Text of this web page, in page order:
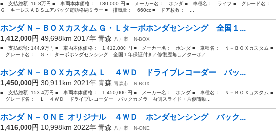
■ 支払総額: 16.8万円 ■ 車両本体価格： 130,000 円 ■ メーカー名： ホンダ ■ 車種名： ライフ ■ グレード名：
Ｇ キーレスＡＢＳエアバッグ電動格納ミラー ■ 排気量： 660cc ■ ドア枚数： ...
ホンダ Ｎ－ＢＯＸカスタム Ｇ・Ｌターボホンダセンシング 全国１...
1,412,000円 49,698km 2017年 青森 八戸市
N-BOX
■ 支払総額: 144.9万円 ■ 車両本体価格： 1,412,000 円 ■ メーカー名： ホンダ ■ 車種名： Ｎ－ＢＯＸカスタム ■
グレード名： Ｇ・Ｌターボホンダセンシング 全国１年保証付き／修復歴無し／ターボ／...
ホンダ Ｎ－ＢＯＸカスタム Ｌ ４ＷＤ ドライブレコーダー バッ...
1,450,000円 30,911km 2021年 青森 青森市
N-BOX
■ 支払総額: 153.4万円 ■ 車両本体価格： 1,450,000 円 ■ メーカー名： ホンダ ■ 車種名： Ｎ－ＢＯＸカスタム ■
グレード名： Ｌ ４ＷＤ ドライブレコーダー バックカメラ 両側スライド・片側電動...
ホンダ Ｎ－ＯＮＥ オリジナル ４ＷＤ ホンダセンシング バック...
1,416,000円 10,998km 2022年 青森 八戸市
N-ONE